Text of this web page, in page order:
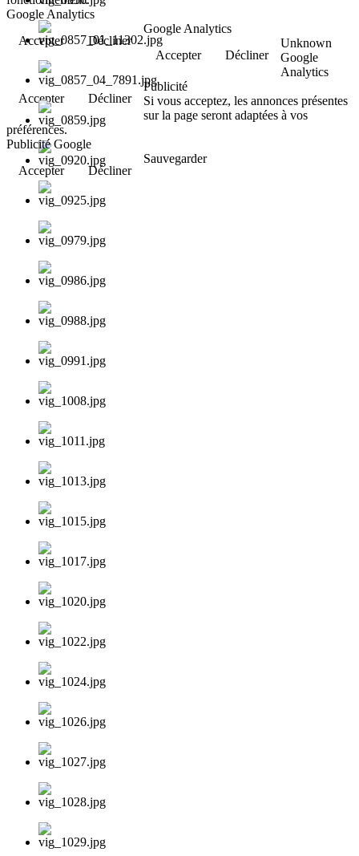
Google Analytics
Accepter
Décliner
Google Analytics
Accepter
Décliner
Unknown
Google
Analytics
Accepter
Décliner
Publicité
Si vous acceptez, les annonces présentes
sur la page seront adaptées à vos
préférences.
Publicité Google
Accepter
Décliner
Sauvegarder